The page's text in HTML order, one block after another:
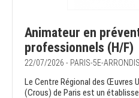
Animateur en
professionnels (H/F)
22/07/2026 - PARIS-5E-
Le Centre Régional des Œuvres
(Crous) de Paris est un